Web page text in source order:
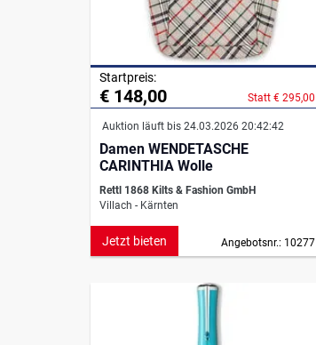
Startpreis:
€ 148,00 Statt € 295,00
Auktion läuft bis 24.03.2026 20:42:42
Damen WENDETASCHE
CARINTHIA Wolle
Rettl 1868 Kilts & Fashion GmbH
Villach - Kärnten
Angebotsnr.: 10277
Jetzt bieten